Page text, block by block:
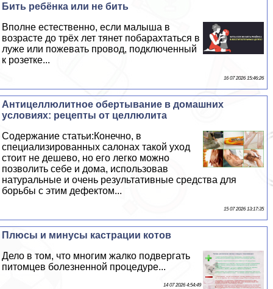
Бить ребёнка или не бить
Вполне естественно, если малыша в
возрасте до трёх лет тянет побарахтаться в
луже или пожевать провод, подключенный
к розетке...
16 07 2026 15:46:26
Антицеллюлитное обертывание в домашних
условиях: рецепты от целлюлита
Содержание статьи:Конечно, в
специализированных салонах такой уход
стоит не дешево, но его легко можно
позволить себе и дома, использовав
натуральные и очень результативные средства для
борьбы с этим дефектом...
15 07 2026 13:17:35
Плюсы и минусы кастрации котов
Дело в том, что многим жалко подвергать
питомцев болезненной процедуре...
14 07 2026 4:54:49